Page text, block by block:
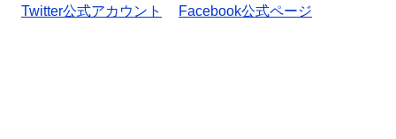
Twitter公式アカウント
Facebook公式ページ